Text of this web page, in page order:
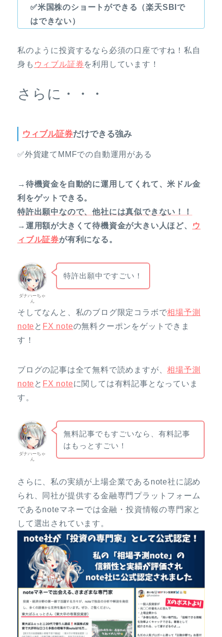
✅米国株のショートができる（楽天SBIで
はできない）
私のように投資するなら必須の口座ですね！私自
身も ウィブル証券を利用しています！
さらに・・・
ウィブル証券だけできる強み
✅外貨建てMMFでの自動運用がある
→待機資金を自動的に運用してくれて、米ドル金
利をゲットできる。
特許出願中なので、他社には真似できない！！
→運用額が大きくて待機資金が大きい人ほど、
ウ
ィブル証券が有利になる。
ダナハーちゃ
ん
特許出願中ですごい！
そしてなんと、私のブログ限定コラボで相場予測
note と FX noteの無料クーポンをゲットできま
す！
ブログの記事は全て無料で読めますが、相場予測
note と FX noteに関しては有料記事となっていま
す。
ダナハーちゃ
ん
無料記事でもすごいなら、有料記事
はもっとすごい！
さらに、私の実績が上場企業であるnote社に認め
られ、同社が提供する金融専門プラットフォーム
であるnoteマネーでは金融・投資情報の専門家と
して選出されています。